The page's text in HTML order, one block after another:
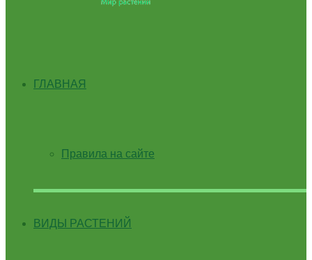
ГЛАВНАЯ
Правила на сайте
ВИДЫ РАСТЕНИЙ